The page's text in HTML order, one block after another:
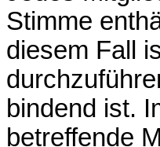
Stimme
diesem Fall
bindend ist.
betreffende